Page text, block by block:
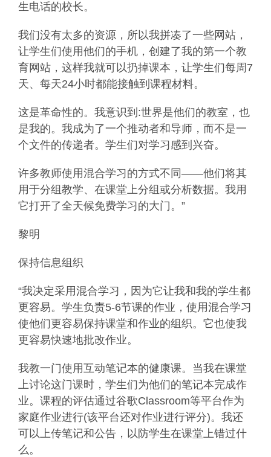
生电话的校长。
我们没有太多的资源，所以我拼凑了一些网站，
让学生们使用他们的手机，创建了我的第一个教
育网站，这样我就可以扔掉课本，让学生们每周7
天、每天24小时都能接触到课程材料。
这是革命性的。我意识到:世界是他们的教室，也
是我的。我成为了一个推动者和导师，而不是一
个文件的传递者。学生们对学习感到兴奋。
许多教师使用混合学习的方式不同——他们将其
用于分组教学、在课堂上分组或分析数据。我用
它打开了全天候免费学习的大门。”
黎明
保持信息组织
“我决定采用混合学习，因为它让我和我的学生都
更容易。学生负责5-6节课的作业，使用混合学习
使他们更容易保持课堂和作业的组织。它也使我
更容易快速地批改作业。
我教一门使用互动笔记本的健康课。当我在课堂
上讨论这门课时，学生们为他们的笔记本完成作
业。课程的评估通过谷歌Classroom等平台作为
家庭作业进行(该平台还对作业进行评分)。我还
可以上传笔记和公告，以防学生在课堂上错过什
么。